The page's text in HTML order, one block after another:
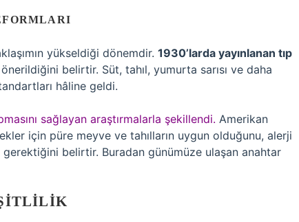
yükseldiği dönemdir. 1930’larda yayınlanan tıp
belirtir. Süt, tahıl, yumurta sarısı ve daha
hâline geldi.
sağlayan araştırmalarla şekillendi. Amerikan
için püre meyve ve tahılların uygun olduğunu, alerji
gerektiğini belirtir. Buradan günümüze ulaşan anahtar